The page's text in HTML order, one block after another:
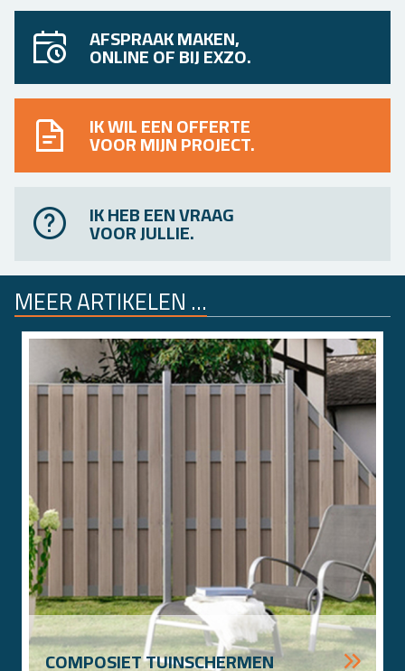
AFSPRAAK MAKEN,
ONLINE OF BIJ EXZO.
IK WIL EEN OFFERTE
VOOR MIJN PROJECT.
IK HEB EEN VRAAG
VOOR JULLIE.
MEER AR­TI­KE­LEN ...
COM­PO­SIET TUIN­SCHER­MEN